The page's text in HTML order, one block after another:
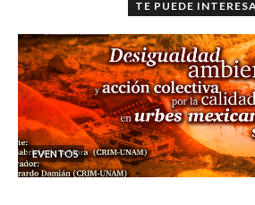
TE PUEDE
EVENTOS